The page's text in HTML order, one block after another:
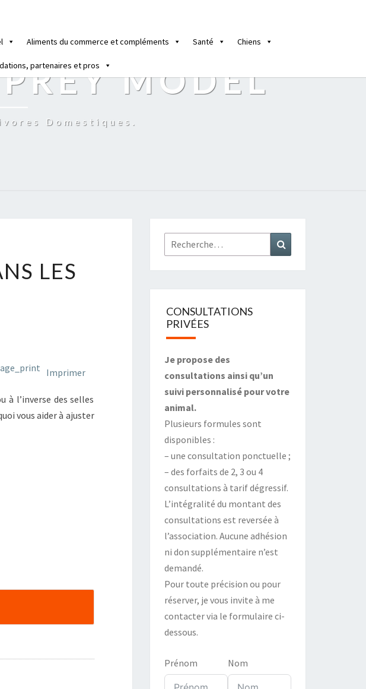
Aliments du commerce et compléments Santé Chiens
partenaires et pros MODEL
Domestiques.
LES
Imprimer
à l’inverse des selles
vous aider à ajuster
Rechercher :
CONSULTATIONS
PRIVÉES
Je propose des
consultations ainsi qu’un
suivi personnalisé pour votre
animal.
Plusieurs formules sont
disponibles :
– une consultation ponctuelle ;
– des forfaits de 2, 3 ou 4
consultations à tarif dégressif.
L’intégralité du montant des
consultations est reversée à
l’association. Aucune adhésion
ni don supplémentaire n’est
demandé.
Pour toute précision ou pour
réserver, je vous invite à me
contacter via le formulaire ci-
dessous.
Prénom Nom